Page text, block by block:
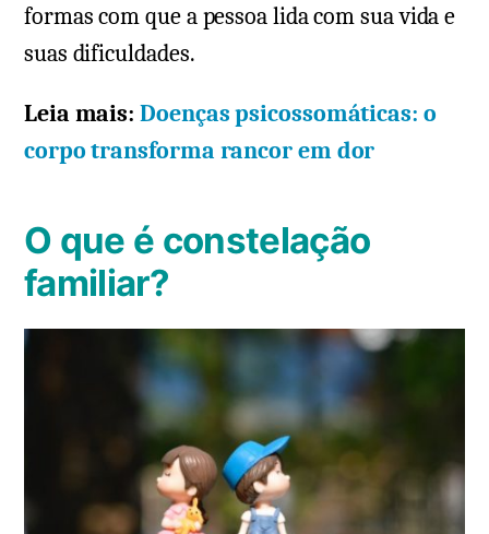
formas com que a pessoa lida com sua vida e
suas dificuldades.
Leia mais:Doenças psicossomáticas: o
corpo transforma rancor em dor
O que é constelação
familiar?